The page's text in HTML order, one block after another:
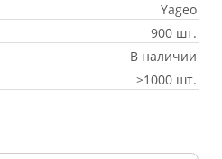
Yageo
900 шт.
В наличии
>1000 шт.